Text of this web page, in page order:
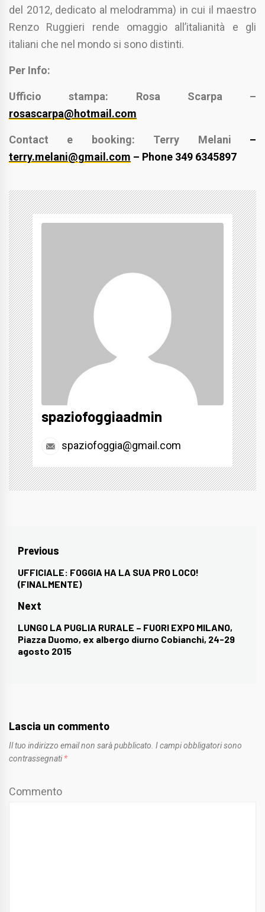
del 2012, dedicato al melodramma) in cui il maestro
Renzo Ruggieri rende omaggio all’italianità e gli
italiani che nel mondo si sono distinti.
Per Info:
Ufficio stampa: Rosa Scarpa –
rosascarpa@hotmail.com
Contact e booking: Terry Melani –
terry.melani@gmail.com – Phone 349 6345897
spaziofoggiaadmin
spaziofoggia@gmail.com
Navigazione
articoli
Previous
Previous
post:
UFFICIALE: FOGGIA HA LA SUA PRO LOCO!
(FINALMENTE)
Next
Next
post:
LUNGO LA PUGLIA RURALE – FUORI EXPO MILANO,
Piazza Duomo, ex albergo diurno Cobianchi, 24-29
agosto 2015
Lascia un commento
Il tuo indirizzo email non sarà pubblicato. I campi obbligatori sono
contrassegnati *
Commento